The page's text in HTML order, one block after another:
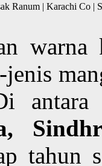
Ranum | Karachi
jenis
antara
tahun